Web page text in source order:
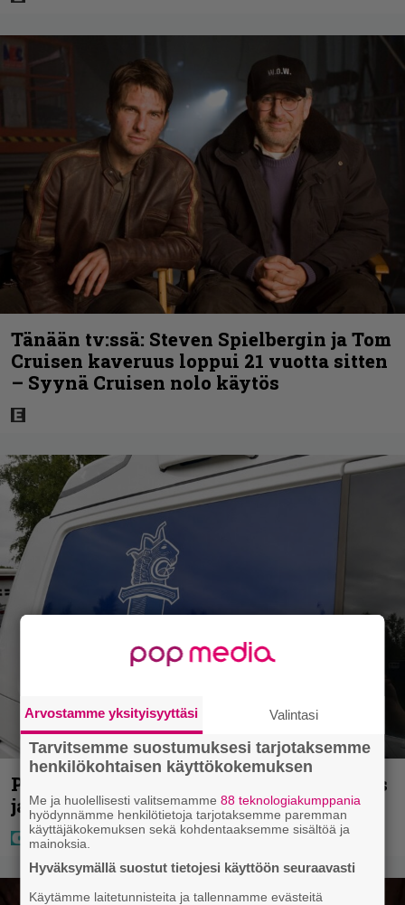
Tänään tv:ssä: Steven Spielbergin ja Tom
Cruisen kaveruus loppui 21 vuotta sitten
– Syynä Cruisen nolo käytös
Poliisilla tehovalvonta – tästä kysymys
ja näin kauan kestää
Arvostamme yksityisyyttäsi Valintasi
Tarvitsemme suostumuksesi tarjotaksemme
henkilökohtaisen käyttökokemuksen
Me ja huolellisesti valitsemamme88 teknologiakumppania
hyödynnämme henkilötietoja tarjotaksemme paremman
käyttäjäkokemuksen sekä kohdentaaksemme sisältöä ja
mainoksia.
Hyväksymällä suostut tietojesi käyttöön seuraavasti
Käytämme laitetunnisteita ja tallennamme evästeitä